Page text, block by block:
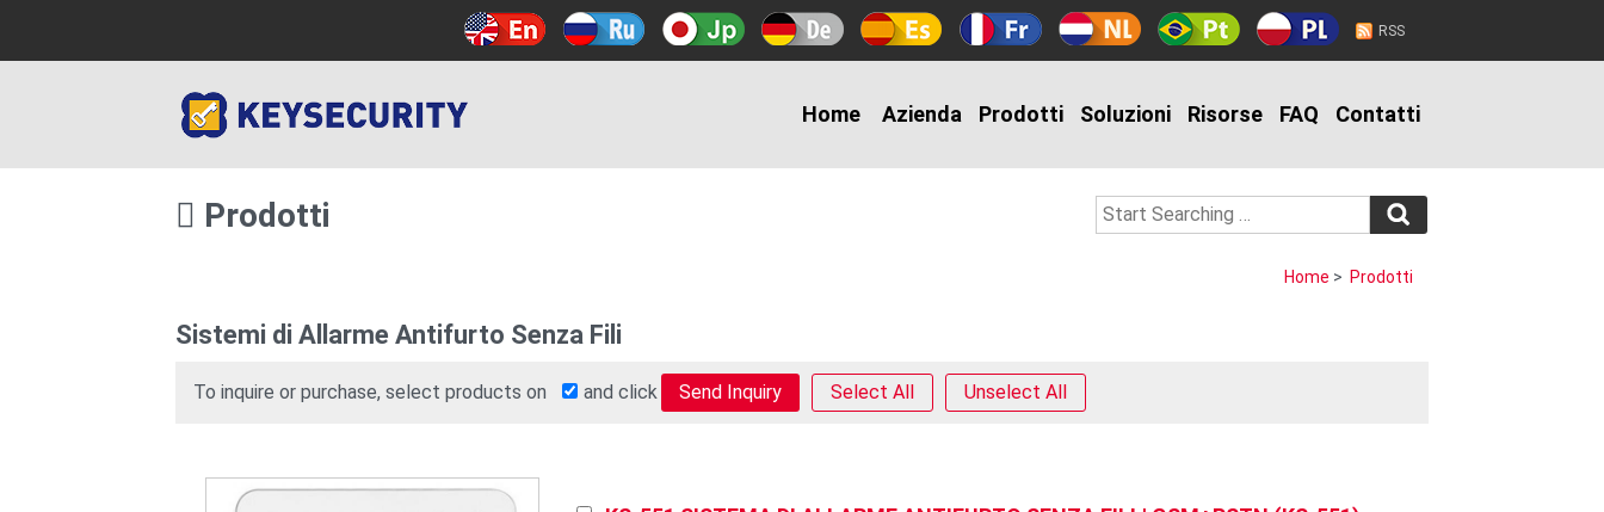
RSS
Home Azienda Prodotti Soluzioni Risorse FAQ Contatti
Prodotti
Home > Prodotti
Sistemi di Allarme Antifurto Senza Fili
To inquire or purchase, select products on and click Select All Unselect All